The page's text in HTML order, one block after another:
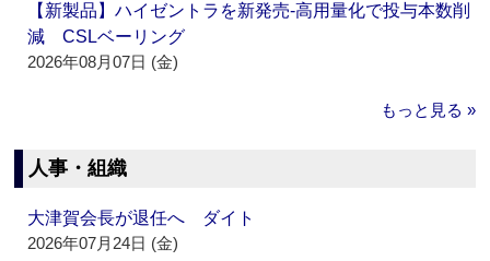
【新製品】ハイゼントラを新発売‐高用量化で投与本数削
減 CSLベーリング
2026年08月07日 (金)
もっと見る »
人事・組織
大津賀会長が退任へ ダイト
2026年07月24日 (金)